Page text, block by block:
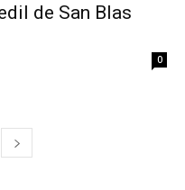
de San Blas
0